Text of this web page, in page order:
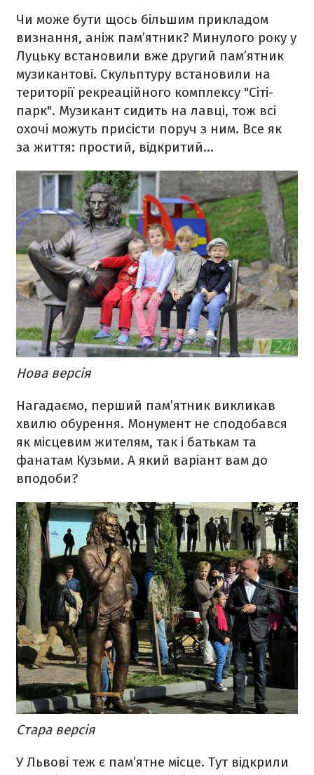
Чи може бути щось більшим прикладом
визнання, аніж пам’ятник? Минулого року у
Луцьку встановили вже другий пам’ятник
музикантові. Скульптуру встановили на
території рекреаційного комплексу "Сіті-
парк". Музикант сидить на лавці, тож всі
охочі можуть присісти поруч з ним. Все як
за життя: простий, відкритий…
Нова версія
Нагадаємо, перший пам’ятник викликав
хвилю обурення. Монумент не сподобався
як місцевим жителям, так і батькам та
фанатам Кузьми. А який варіант вам до
вподоби?
Стара версія
У Львові теж є пам’ятне місце. Тут відкрили